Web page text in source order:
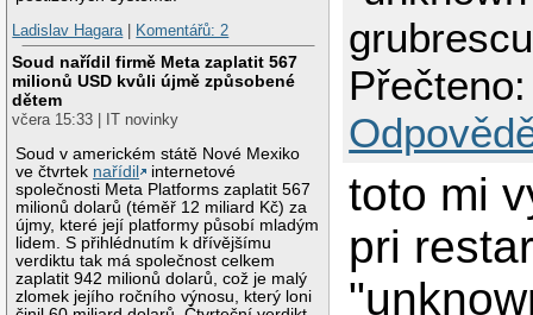
Ladislav Hagara| Komentářů: 2
Soud nařídil firmě Meta zaplatit 567
milionů USD kvůli újmě způsobené
dětem
včera 15:33 | IT novinky
Soud v americkém státě Nové Mexiko
ve čtvrtek nařídil
internetové
společnosti Meta Platforms zaplatit 567
milionů dolarů (téměř 12 miliard Kč) za
újmy, které její platformy působí mladým
lidem. S přihlédnutím k dřívějšímu
verdiktu tak má společnost celkem
zaplatit 942 milionů dolarů, což je malý
zlomek jejího ročního výnosu, který loni
toto mi
pri